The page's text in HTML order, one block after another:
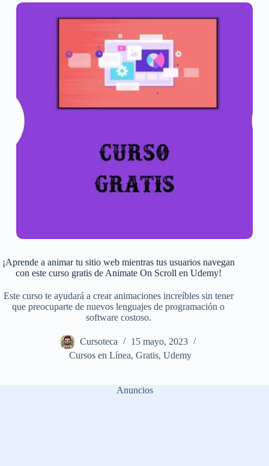
¡Aprende a animar tu sitio web mientras tus usuarios navegan
con este curso gratis de Animate On Scroll en Udemy!
Este curso te ayudará a crear animaciones increíbles sin tener
que preocuparte de nuevos lenguajes de programación o
software costoso.
Cursoteca
15 mayo, 2023
Cursos en Línea,Gratis,Udemy
Anuncios